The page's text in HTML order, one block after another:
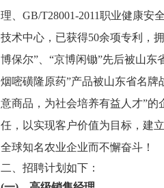
理、 GB/T28001-2011职业健康安
技术中心，已获得50余项专利，
博保尔”、“京博闲锄”先后被山东
烟嘧磺隆原药”产品被山东省名牌
意商品，为社会培养有益人才”
任，以实现客户价值为目标，建
全球知名农业企业而不懈奋斗！
二、招聘计划如下：